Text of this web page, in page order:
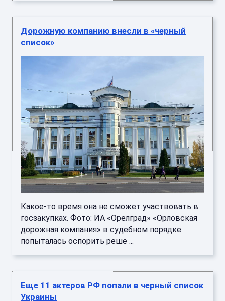
Дорожную компанию внесли в «черный
список»
Какое-то время она не сможет участвовать в
госзакупках. Фото: ИА «Орелград» «Орловская
дорожная компания» в судебном порядке
попыталась оспорить реше ...
Еще 11 актеров РФ попали в черный список
Украины